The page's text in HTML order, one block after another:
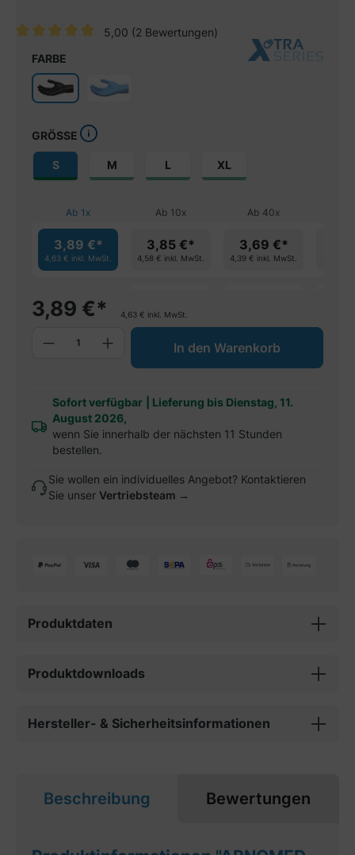
Durchschnittliche Bewertung von 5 von 5 Sternen
5,00 (2 Bewertungen)
FARBE
GRÖSSE
S M L XL
Ab 1 x
3,89 €*
4,63 € inkl. MwSt.
Ab 10x
3,85 €*
4,58 € inkl. MwSt.
Ab 40x
3,69 €*
4,39 € inkl. MwSt.
Sofort verfügbar
Lieferung bis Dienstag, 11.
August 2026,
wenn Sie innerhalb der nächsten 11 Stunden
bestellen.
3,89 €* 4,63 € inkl. MwSt.
Produkt Anzahl: Gib den
In den Warenkorb
Sie wollen ein individuelles Angebot? Kontaktieren
Sie unser Vertriebsteam →
Produktdaten
Produktdownloads
Hersteller- & Sicherheitsinformationen
Beschreibung Bewertungen